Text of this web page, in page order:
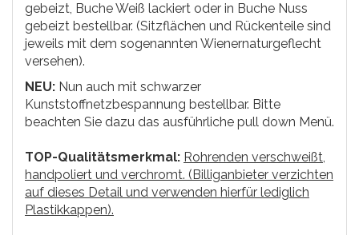
gebeizt, Buche Weiß lackiert oder in Buche Nuss
gebeizt bestellbar. (Sitzflächen und Rückenteile sind
jeweils mit dem sogenannten Wienernaturgeflecht
versehen).
NEU: Nun auch mit schwarzer
Kunststoffnetzbespannung bestellbar. Bitte
beachten Sie dazu das ausführliche pull down Menü.
TOP-Qualitätsmerkmal: Rohrenden verschweißt,
handpoliert und verchromt. (Billiganbieter verzichten
auf dieses Detail und verwenden hierfür lediglich
Plastikkappen).